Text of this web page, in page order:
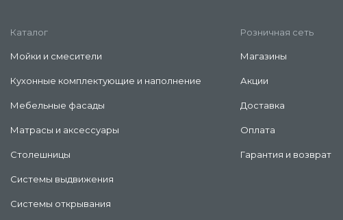
Каталог
Мойки и смесители
Кухонные комплектующие и наполнение
Мебельные фасады
Матрасы и аксессуары
Столешницы
Системы выдвижения
Системы открывания
Розничная сеть
Магазины
Акции
Доставка
Оплата
Гарантия и возврат